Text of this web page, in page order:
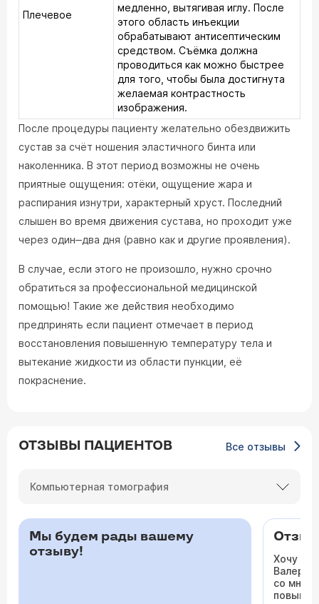
Плечевое
медленно, вытягивая иглу. После
этого область инъекции
обрабатывают антисептическим
средством. Съёмка должна
проводиться как можно быстрее
для того, чтобы была достигнута
желаемая контрастность
изображения.
После процедуры пациенту желательно обездвижить
сустав за счёт ношения эластичного бинта или
наколенника. В этот период возможны не очень
приятные ощущения: отёки, ощущение жара и
распирания изнутри, характерный хруст. Последний
слышен во время движения сустава, но проходит уже
через один‒два дня (равно как и другие проявления).
В случае, если этого не произошло, нужно срочно
обратиться за профессиональной медицинской
помощью! Такие же действия необходимо
предпринять если пациент отмечает в период
восстановления повышенную температуру тела и
вытекание жидкости из области пункции, её
покраснение.
ОТЗЫВЫ ПАЦИЕНТОВ Все отзывы
Компьютерная томография
Мы будем рады вашему
отзыву!
Хочу
со мной